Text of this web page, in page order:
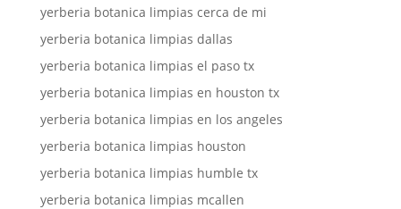
yerberia botanica limpias cerca de mi
yerberia botanica limpias dallas
yerberia botanica limpias el paso tx
yerberia botanica limpias en houston tx
yerberia botanica limpias en los angeles
yerberia botanica limpias houston
yerberia botanica limpias humble tx
yerberia botanica limpias mcallen